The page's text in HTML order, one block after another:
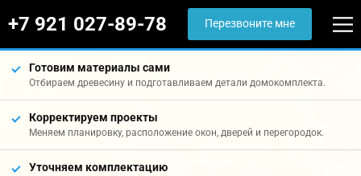
+7 921 027-89-78 Перезвоните мне
Готовим материалы сами
Отбираем древесину и подготавливаем детали домокомплекта.
Корректируем проекты
Меняем планировку, расположение окон, дверей и перегородок.
Уточняем комплектацию